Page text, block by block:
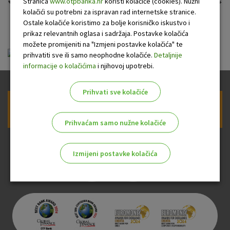
OTP banke
ou-mastercard-revolving_20100215.pdf
kolačići su potrebni za ispravan rad internetske stranice.
Ostale kolačiće koristimo za bolje korisničko iskustvo i
prikaz relevantnih oglasa i sadržaja. Postavke kolačića
možete promijeniti na "Izmjeni postavke kolačića" te
prihvatiti sve ili samo neophodne kolačiće. Detaljnije
informacije o kolačićima i njihovoj upotrebi.
Prihvati sve kolačiće
Prihvaćam samo nužne kolačiće
Izmijeni postavke kolačića